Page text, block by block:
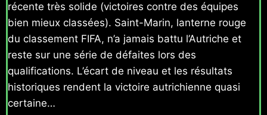
récente très solide (victoires contre des équipes
bien mieux classées). Saint-Marin, lanterne rouge
du classement FIFA, n’a jamais battu l’Autriche et
reste sur une série de défaites lors des
qualifications. L’écart de niveau et les résultats
historiques rendent la victoire autrichienne quasi
certaine…